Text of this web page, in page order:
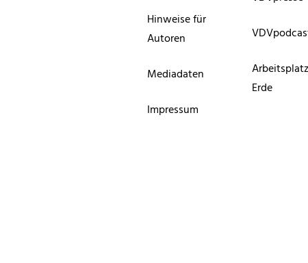
Hinweise für
Autoren
Mediadaten
Impressum
Erde